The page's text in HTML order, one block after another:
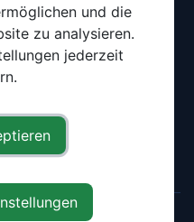
und die
zu analysieren.
jederzeit